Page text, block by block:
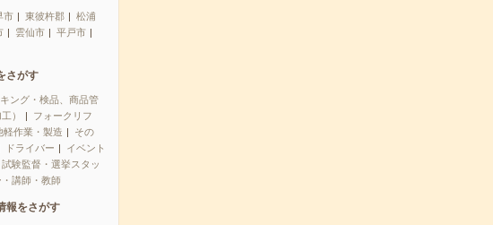
市 東彼杵郡
松浦
雲仙市
平戸市
さがす
ング・検品、商品管
）
フォークリフ
軽作業・製造
その
ドライバー
イベント
試験監督・選挙スタッ
講師・教師
報をさがす